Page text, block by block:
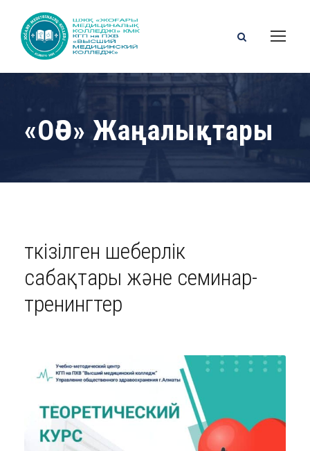
«ОӘО» Жаңалықтары
Өткізілген шеберлік
сабақтары және семинар-
тренингтер